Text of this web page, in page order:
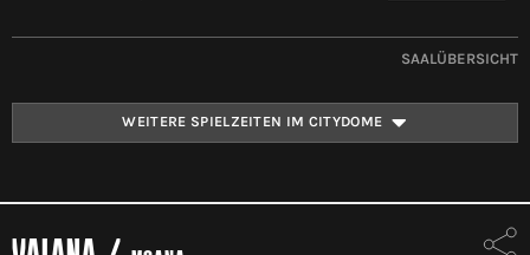
SAALÜBERSICHT
WEITERE SPIELZEITEN IM CITYDOME